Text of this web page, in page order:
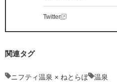
Twitter
関連タグ
ニフティ温泉 × ねとらぼ 温泉